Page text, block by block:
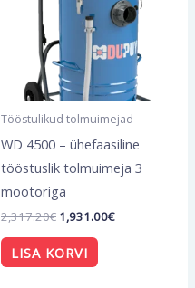
Tööstulikud tolmuimejad
WD 4500 – ühefaasiline
tööstuslik tolmuimeja 3
mootoriga
2,317.20€ 1,931.00€
LISA KORVI